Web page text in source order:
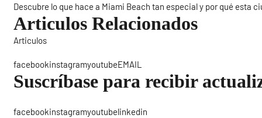
Descubre lo que hace a Miami Beach tan especial y por qué esta
Articulos Relacionados
Articulos
facebookinstagramyoutubeEMAIL
Suscríbase para recibir
facebookinstagramyoutubelinkedin